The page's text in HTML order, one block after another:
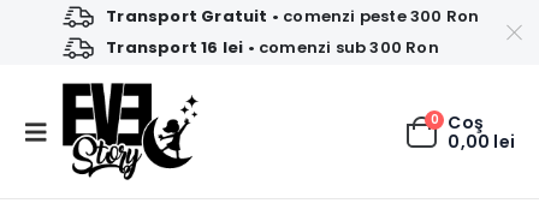
Transport Gratuit • comenzi peste 300 Ron
Transport 16 lei • comenzi sub 300 Ron
0 Coş
0,00 lei